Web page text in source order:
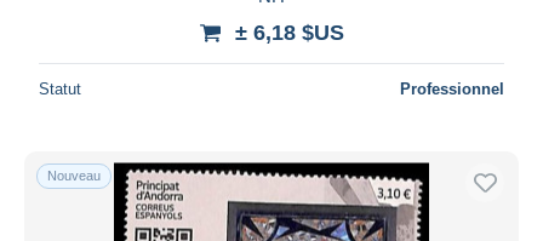
± 6,18 $US
Statut Professionnel
Nouveau